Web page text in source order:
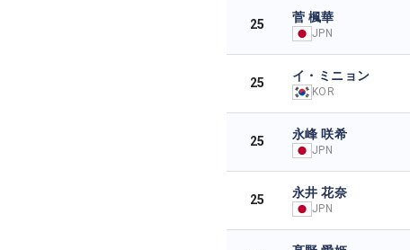
25 菅 楓華
JPN
25 イ・ミニョン
KOR
25 永峰 咲希
JPN
25 永井 花奈
JPN